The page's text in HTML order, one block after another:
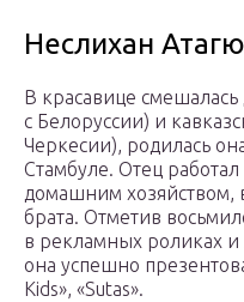
Неслихан
В красавице
с Белоруссии) и
Черкесии), родилась
Стамбуле. Отец
домашним хозяйством,
брата. Отметив
в рекламных роликах и
она успешно
Kids», «Sutas».